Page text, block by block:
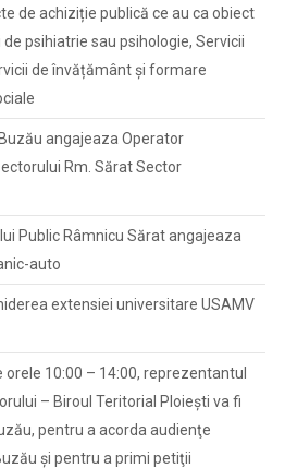
de achiziție publică ce au ca obiect
psihiatrie sau psihologie, Servicii
de învățământ și formare
angajeaza Operator
Rm. Sărat Sector
Public Râmnicu Sărat angajeaza
auto
extensiei universitare USAMV
orele 10:00 – 14:00, reprezentantul
– Biroul Teritorial Ploieşti va fi
pentru a acorda audienţe
şi pentru a primi petiţii